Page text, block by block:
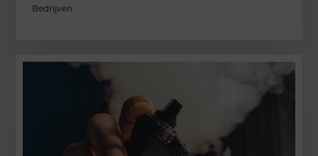
Bedrijven